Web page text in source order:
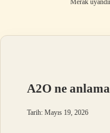
Merak
A2O ne
Tarih: Mayıs 19, 2026